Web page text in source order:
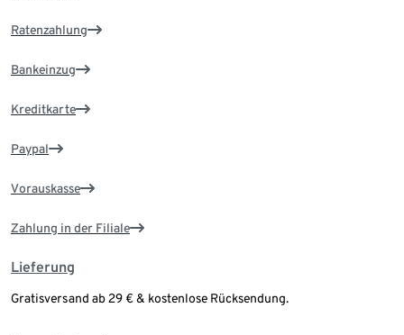
Ratenzahlung
Bankeinzug
Kreditkarte
Paypal
Vorauskasse
Zahlung in der Filiale
Lieferung
Gratisversand ab 29 € & kostenlose Rücksendung.